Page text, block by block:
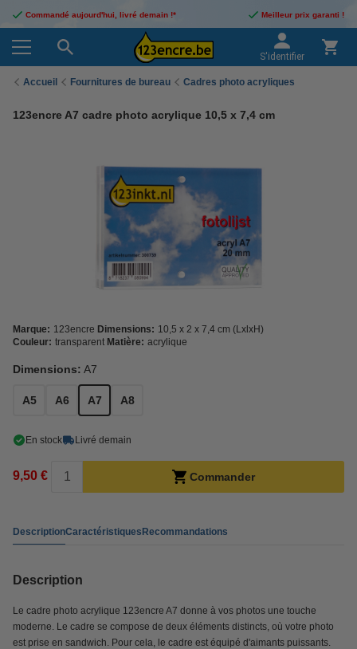
Commandé aujourd'hui, livré demain !* Meilleur prix garanti !
S'identifier
Accueil Fournitures de bureau Cadres photo acryliques
123encre A7 cadre photo acrylique 10,5 x 7,4 cm
Marque: 123encre Dimensions: 10,5 x 2 x 7,4 cm (LxlxH)
Couleur: transparent Matière: acrylique
Dimensions: A7
A5 A6 A7 A8
En stock Livré demain
9,50 € Commander
DescriptionCaractéristiquesRecommandations
Description
Le cadre photo acrylique 123encre A7 donne à vos photos une touche
moderne. Le cadre se compose de deux éléments distincts, où votre photo
est prise en sandwich. Pour cela, le cadre est équipé d'aimants puissants.